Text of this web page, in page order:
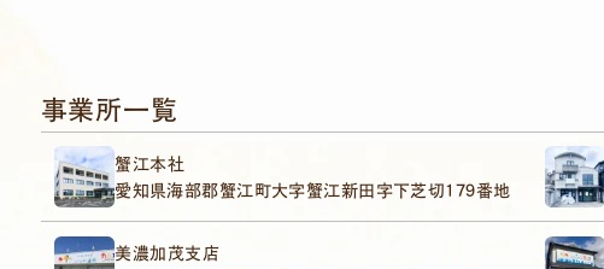
事業所一覧
蟹江本社
愛知県海部郡蟹江町大字蟹江新田字下芝切179番地
美濃加茂支店